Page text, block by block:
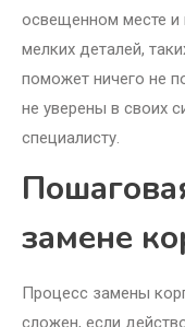
освещенном месте и
мелких деталей,
поможет ничего не
не уверены в своих
специалисту.
замене
Процесс замены